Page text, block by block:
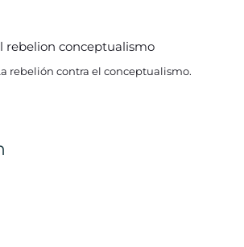
rebelión contra el conceptualismo.